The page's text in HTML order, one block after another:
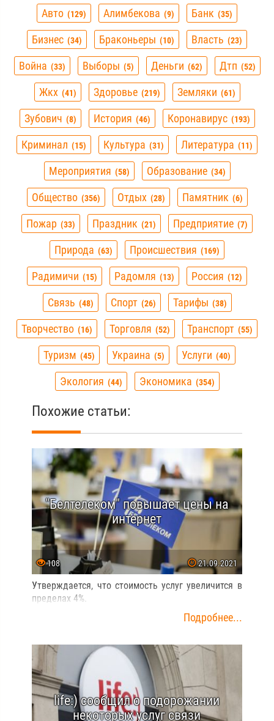
Авто 129 Алимбекова 9 Банк 35
Бизнес 34 Браконьеры 10 Власть 23
Война 33 Выборы 5 Деньги 62 Дтп 52
Жкх 41 Здоровье 219 Земляки 61
Зубович 8 История 46 Коронавирус 193
Криминал 15 Культура 31 Литература 11
Мероприятия 58 Образование 34
Общество 356 Отдых 28 Памятник 6
Пожар 33 Праздник 21 Предприятие 7
Природа 63 Происшествия 169
Радимичи 15 Радомля 13 Россия 12
Связь 48 Спорт 26 Тарифы 38
Творчество 16 Торговля 52 Транспорт 55
Туризм 45 Украина 5 Услуги 40
Экология 44 Экономика 354
Похожие статьи:
"Белтелеком" повышает цены на
интернет
108 21.09.2021
Утверждается, что стоимость услуг увеличится в
пределах 4%.
Подробнее...
life:) сообщил о подорожании
некоторых услуг связи